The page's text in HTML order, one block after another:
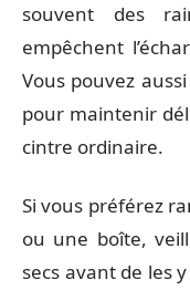
souvent des
empêchent
Vous pouvez
pour maintenir
cintre ordinaire.
Si vous préférez
ou une boîte,
secs avant de les